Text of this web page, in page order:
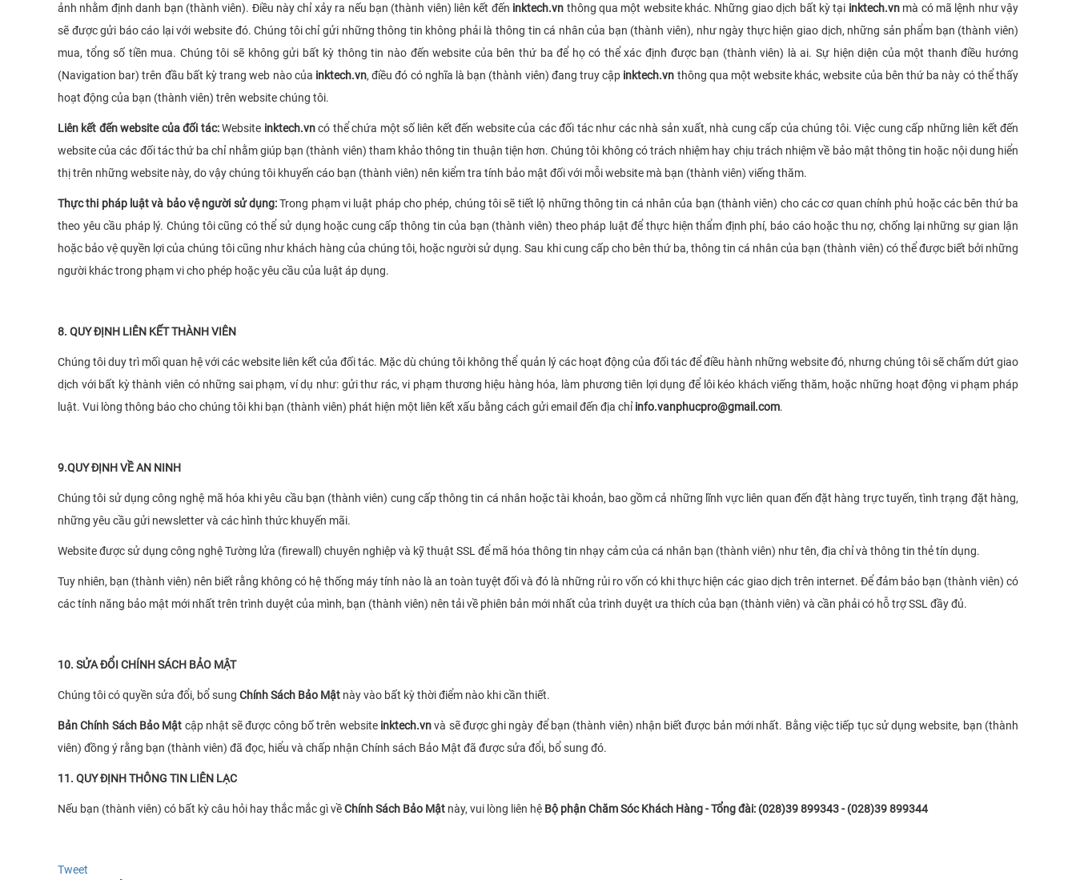
ảnh nhằm định danh bạn (thành viên). Điều này chỉ xảy ra nếu bạn (thành viên) liên kết đến inktech.vn thông qua một website khác. Những giao dịch bất kỳ tại inktech.vn mà có mã lệnh như vậy
sẽ được gửi báo cáo lại với website đó. Chúng tôi chỉ gửi những thông tin không phải là thông tin cá nhân của bạn (thành viên), như ngày thực hiện giao dịch, những sản phẩm bạn (thành viên)
mua, tổng số tiền mua. Chúng tôi sẽ không gửi bất kỳ thông tin nào đến website của bên thứ ba để họ có thể xác định được bạn (thành viên) là ai. Sự hiện diện của một thanh điều hướng
(Navigation bar) trên đầu bất kỳ trang web nào của inktech.vn, điều đó có nghĩa là bạn (thành viên) đang truy cập inktech.vn thông qua một website khác, website của bên thứ ba này có thể thấy
hoạt động của bạn (thành viên) trên website chúng tôi.
Liên kết đến website của đối tác:Website inktech.vncó thể chứa một số liên kết đến website của các đối tác như các nhà sản xuất, nhà cung cấp của chúng tôi. Việc cung cấp những liên kết đến
website của các đối tác thứ ba chỉ nhằm giúp bạn (thành viên) tham khảo thông tin thuận tiện hơn. Chúng tôi không có trách nhiệm hay chịu trách nhiệm về bảo mật thông tin hoặc nội dung hiển
thị trên những website này, do vậy chúng tôi khuyến cáo bạn (thành viên) nên kiểm tra tính bảo mật đối với mỗi website mà bạn (thành viên) viếng thăm.
Thực thi pháp luật và bảo vệ người sử dụng:Trong phạm vi luật pháp cho phép, chúng tôi sẽ tiết lộ những thông tin cá nhân của bạn (thành viên) cho các cơ quan chính phủ hoặc các bên thứ ba
theo yêu cầu pháp lý. Chúng tôi cũng có thể sử dụng hoặc cung cấp thông tin của bạn (thành viên) theo pháp luật để thực hiện thẩm định phí, báo cáo hoặc thu nợ, chống lại những sự gian lận
hoặc bảo vệ quyền lợi của chúng tôi cũng như khách hàng của chúng tôi, hoặc người sử dụng. Sau khi cung cấp cho bên thứ ba, thông tin cá nhân của bạn (thành viên) có thể được biết bởi những
người khác trong phạm vi cho phép hoặc yêu cầu của luật áp dụng.
8. QUY ĐỊNH LIÊN KẾT THÀNH VIÊN
Chúng tôi duy trì mối quan hệ với các website liên kết của đối tác. Mặc dù chúng tôi không thể quản lý các hoạt động của đối tác để điều hành những website đó, nhưng chúng tôi sẽ chấm dứt giao
dịch với bất kỳ thành viên có những sai phạm, ví dụ như: gửi thư rác, vi phạm thương hiệu hàng hóa, làm phương tiên lợi dụng để lôi kéo khách viếng thăm, hoặc những hoạt động vi phạm pháp
luật. Vui lòng thông báo cho chúng tôi khi bạn (thành viên) phát hiện một liên kết xấu bằng cách gửi email đến địa chỉinfo.vanphucpro@gmail.com.
9.QUY ĐỊNH VỀ AN NINH
Chúng tôi sử dụng công nghệ mã hóa khi yêu cầu bạn (thành viên) cung cấp thông tin cá nhân hoặc tài khoản, bao gồm cả những lĩnh vực liên quan đến đặt hàng trực tuyến, tình trạng đặt hàng,
những yêu cầu gửi newsletter và các hình thức khuyến mãi.
Website được sử dụng công nghệ Tường lửa (firewall) chuyên nghiệp và kỹ thuật SSL để mã hóa thông tin nhạy cảm của cá nhân bạn (thành viên) như tên, địa chỉ và thông tin thẻ tín dụng.
Tuy nhiên, bạn (thành viên) nên biết rằng không có hệ thống máy tính nào là an toàn tuyệt đối và đó là những rủi ro vốn có khi thực hiện các giao dịch trên internet. Để đảm bảo bạn (thành viên) có
các tính năng bảo mật mới nhất trên trình duyệt của mình, bạn (thành viên) nên tải về phiên bản mới nhất của trình duyệt ưa thích của bạn (thành viên) và cần phải có hỗ trợ SSL đầy đủ.
10. SỬA ĐỔI CHÍNH SÁCH BẢO MẬT
Chúng tôi có quyền sửa đổi, bổ sung Chính Sách Bảo Mật này vào bất kỳ thời điểm nào khi cần thiết.
Bản Chính Sách Bảo Mật cập nhật sẽ được công bố trên website inktech.vnvà sẽ được ghi ngày để bạn (thành viên) nhận biết được bản mới nhất. Bằng việc tiếp tục sử dụng website, bạn (thành
viên) đồng ý rằng bạn (thành viên) đã đọc, hiểu và chấp nhận Chính sách Bảo Mật đã được sửa đổi, bổ sung đó.
11. QUY ĐỊNH THÔNG TIN LIÊN LẠC
Nếu bạn (thành viên) có bất kỳ câu hỏi hay thắc mắc gì vềChính Sách Bảo Mật này, vui lòng liên hệ Bộ phận Chăm Sóc Khách Hàng - Tổng đài: (028)39 899343 - (028)39 899344
Tweet